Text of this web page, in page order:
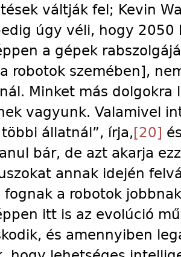
váltják fel; Kevin
úgy véli, hogy 2050
a gépek
robotok szemében],
Minket más dolgokra
vagyunk. Valamivel
állatnál”, írja,[20]
bár, de azt akarja
annak idején
a robotok
itt is az evolúció
és amennyiben